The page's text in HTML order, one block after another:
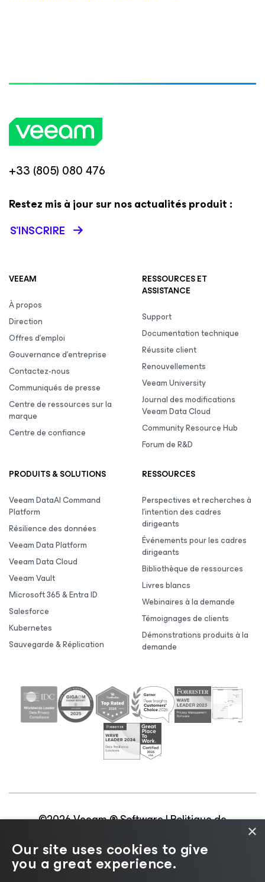
+33 (805) 080 476
Restez mis à jour sur nos actualités produit :
S’INSCRIRE
VEEAM
À propos
Direction
Offres d’emploi
Gouvernance d’entreprise
Contactez-nous
Communiqués de presse
Centre de ressources sur la
marque
Centre de confiance
RESSOURCES ET
ASSISTANCE
Support
Documentation technique
Réussite client
Renouvellements
Veeam University
Journal des modifications
Veeam Data Cloud
Community Resource Hub
Forum de R&D
PRODUITS & SOLUTIONS
Veeam DataAI Command
Platform
Résilience des données
Veeam Data Platform
Veeam Data Cloud
Veeam Vault
Microsoft 365 & Entra ID
Salesforce
Kubernetes
Sauvegarde & Réplication
RESSOURCES
Perspectives et recherches à
l’intention des cadres
dirigeants
Événements pour les cadres
dirigeants
Bibliothèque de ressources
Livres blancs
Webinaires à la demande
Témoignages de clients
Démonstrations produits à la
demande
©2026 Veeam ® Software |Politique de
|
Secteur juridique|Politique de licences
Ressources pour les fournisseurs
×
Our site uses cookies to give
you a great experience.